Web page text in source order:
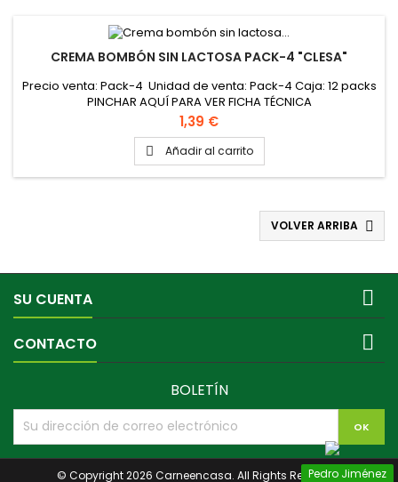
CREMA BOMBÓN SIN LACTOSA PACK-4 "CLESA"
Precio venta: Pack-4 Unidad de venta: Pack-4 Caja: 12 packs
PINCHAR AQUÍ PARA VER FICHA TÉCNICA
Precio
1,39 €
 Añadir al carrito
VOLVER ARRIBA 
SU CUENTA 
CONTACTO 
Pedro Jiménez
BOLETÍN
© Copyright 2026 Carneencasa. All Rights Reserved.